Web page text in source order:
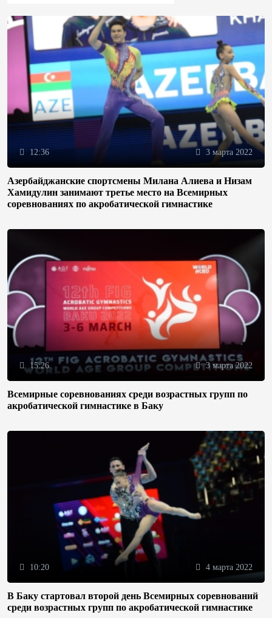
12:36 3 марта 2022
Азербайджанские спортсмены Милана Алиева и Низам
Хамидулин занимают третье место на Всемирных
соревнованиях по акробатической гимнастике
15:26 3 марта 2022
Всемирные соревнованиях среди возрастных групп по
акробатической гимнастике в Баку
10:20 4 марта 2022
В Баку стартовал второй день Всемирных соревнований
среди возрастных групп по акробатической гимнастике